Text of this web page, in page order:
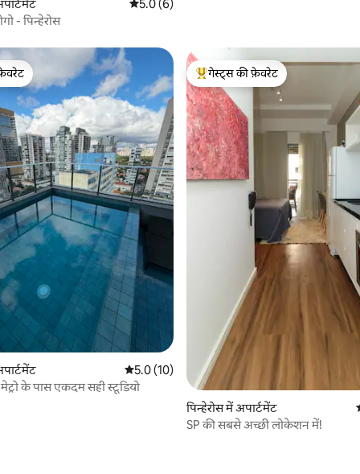
औसत रेटिंग 5 में से 5.0, 6 समीक्षाएँ
5.0 (6)
- पिन्हेरोस
औसत रेटिंग 5 में से 5.0, 10 समीक्षाएँ
5.0 (10)
के पास एकदम सही स्टूडियो
गेस्ट्स का टॉप फ़ेवरेट
गेस्ट्स की फ़ेवरेट
पिन्हेरोस में अपार्टमेंट
SP की सबसे अच्छी लोकेशन में!